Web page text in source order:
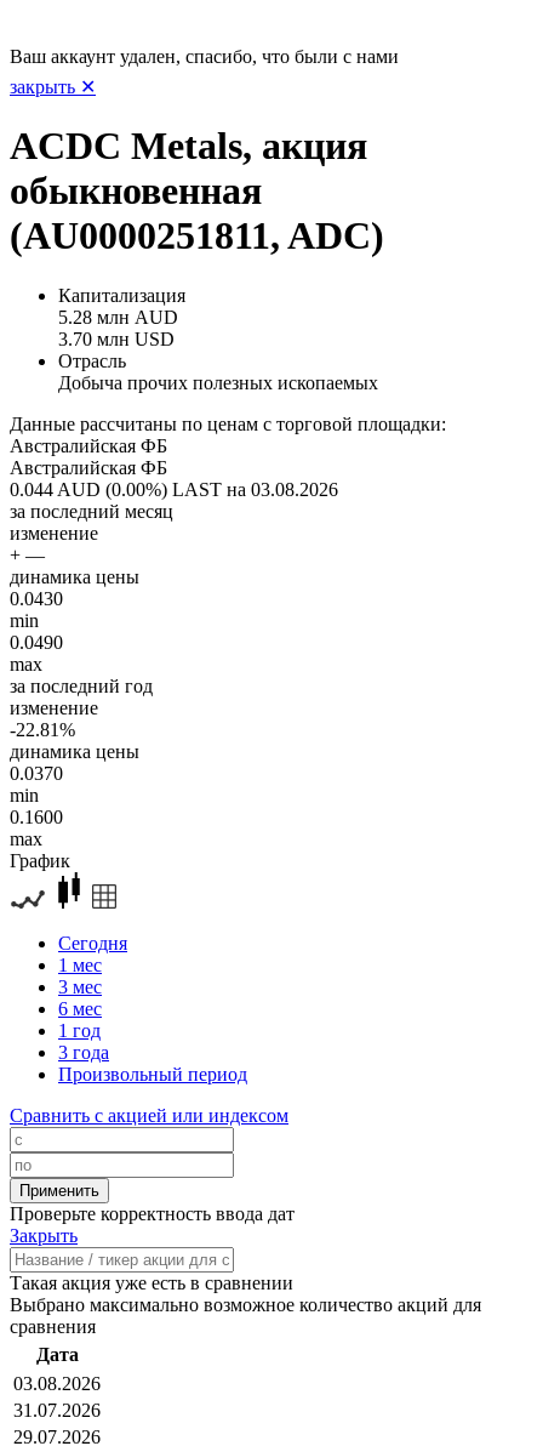
Ваш аккаунт удален, спасибо, что были с нами
закрыть ✕
ACDC Metals, акция
обыкновенная
(AU0000251811, ADC)
Капитализация
5.28 млн AUD
3.70 млн USD
Отрасль
Добыча прочих полезных ископаемых
Данные рассчитаны по ценам с торговой площадки:
Австралийская ФБ
Австралийская ФБ
0.044 AUD (0.00%) LAST на 03.08.2026
за последний месяц
изменение
+ —
динамика цены
0.0430
min
0.0490
max
за последний год
изменение
-22.81%
динамика цены
0.0370
min
0.1600
max
График
Сегодня
1 мес
3 мес
6 мес
1 год
3 года
Произвольный период
Сравнить с акцией или индексом
Проверьте корректность ввода дат
Закрыть
Такая акция уже есть в сравнении
Выбрано максимально возможное количество акций для
сравнения
Дата
03.08.2026
31.07.2026
29.07.2026